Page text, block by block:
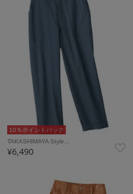
10％ポイントバック
TAKASHIMAYA Style…
¥6,490